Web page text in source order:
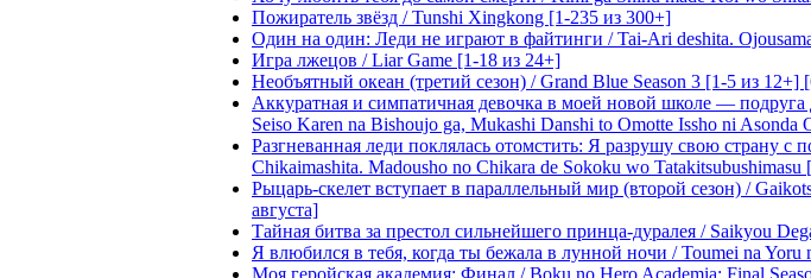
Пожиратель звёзд / Tunshi Xingkong [1-235 из 300+]
Один на один: Леди не играют в файтинги / Tai-Ari deshita.
Игра лжецов / Liar Game [1-18 из 24+]
Необъятный океан (третий сезон) / Grand Blue Season 3 [1-5 из 12+]
Аккуратная и симпатичная девочка в моей новой школе — подруга
Seiso Karen na Bishoujo ga, Mukashi Danshi to Omotte Issho ni Asonda
Разгневанная леди поклялась отомстить: Я разрушу свою страну
Chikaimashita. Madousho no Chikara de Sokoku wo Tatakitsubushimasu
Рыцарь-скелет вступает в параллельный мир (второй сезон) /
августа]
Тайная битва за престол сильнейшего принца-дуралея / Saikyou
Я влюбился в тебя, когда ты бежала в лунной ночи / Toumei na
Моя геройская академия: Финал / Boku no Hero Academia: Final